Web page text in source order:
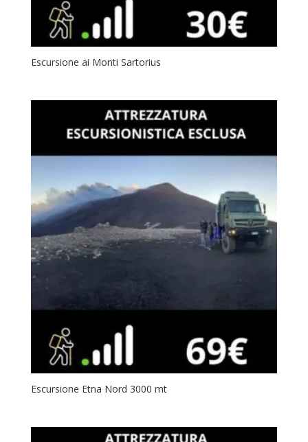
Escursione ai Monti Sartorius
Escursione Etna Nord 3000 mt